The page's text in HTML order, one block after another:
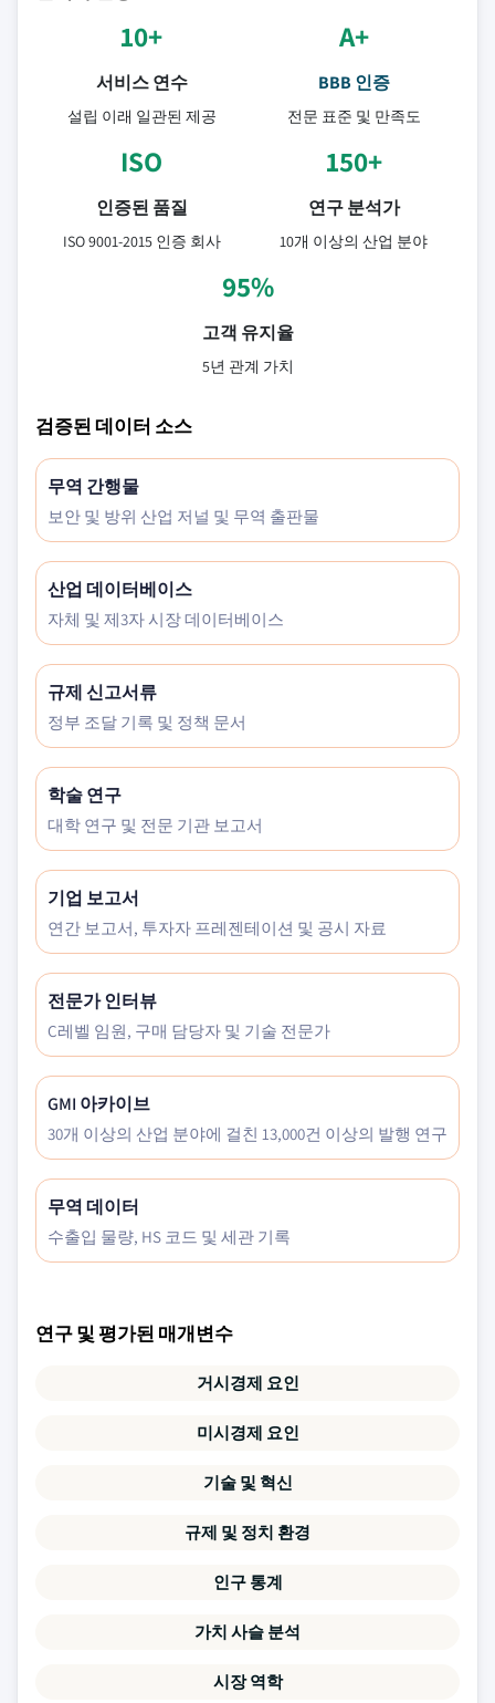
10+
서비스 연수
설립 이래 일관된 제공
A+
BBB 인증
전문 표준 및 만족도
ISO
인증된 품질
ISO 9001-2015 인증 회사
150+
연구 분석가
10개 이상의 산업 분야
95%
고객 유지율
5년 관계 가치
검증된 데이터 소스
무역 간행물
보안 및 방위 산업 저널 및 무역 출판물
산업 데이터베이스
자체 및 제3자 시장 데이터베이스
규제 신고서류
정부 조달 기록 및 정책 문서
학술 연구
대학 연구 및 전문 기관 보고서
기업 보고서
연간 보고서, 투자자 프레젠테이션 및 공시 자료
전문가 인터뷰
C레벨 임원, 구매 담당자 및 기술 전문가
GMI 아카이브
30개 이상의 산업 분야에 걸친 13,000건 이상의 발행 연구
무역 데이터
수출입 물량, HS 코드 및 세관 기록
연구 및 평가된 매개변수
거시경제 요인
미시경제 요인
기술 및 혁신
규제 및 정치 환경
인구 통계
가치 사슬 분석
시장 역학